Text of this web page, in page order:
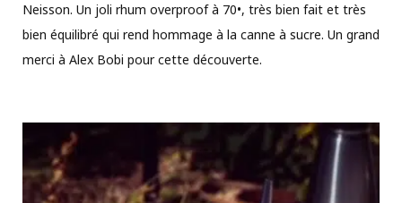
Neisson. Un joli rhum overproof à 70•, très bien fait et très
bien équilibré qui rend hommage à la canne à sucre. Un grand
merci à Alex Bobi pour cette découverte.